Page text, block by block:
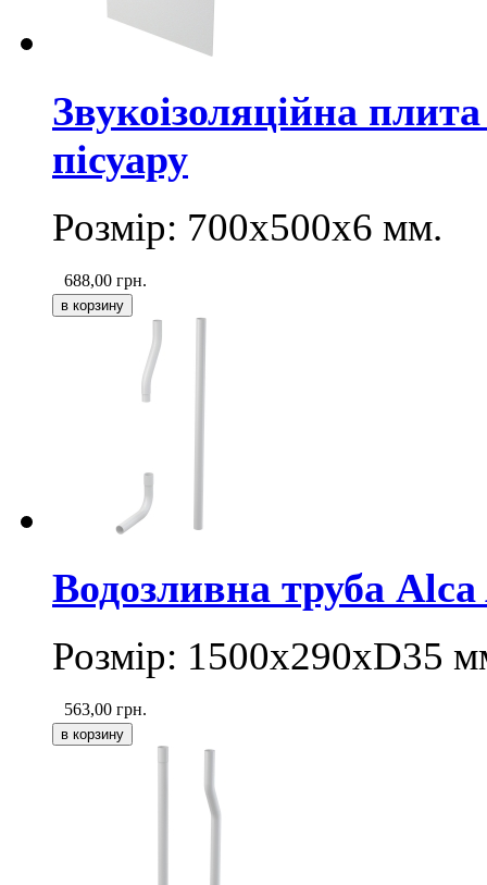
Звукоізоляційна
пісуару
Розмір: 700х500х6 мм.
688,00 грн.
Водозливна труба Alca
Розмір: 1500х290хD35
563,00 грн.